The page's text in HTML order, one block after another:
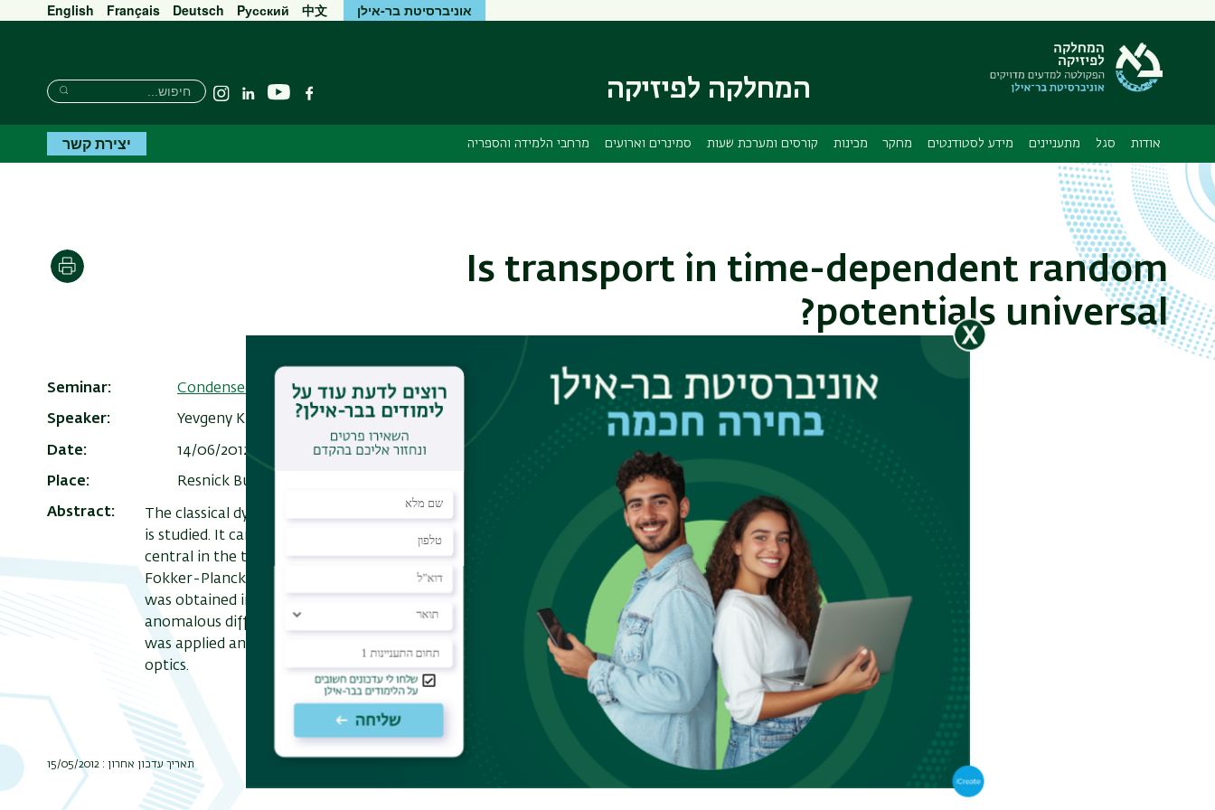
תפריט
משני
אוניברסיטת בר-אילן English Français Deutsch Pусский 中文
המחלקה לפיזיקה פייסבוקיוטיוב Linkedin
Instagram
חיפוש
חיפוש
חיפוש
אודות סגל מתעניינים מידע לסטודנטים מחקר מכינות קורסים ומערכת שעות סמינרים וארועים מרחבי הלמידה והספריה יצירת קשר
Is transport in time-dependent random
potentials universal?
הדפסה
Seminar Condensed Matter Resnick seminar
Speaker Yevgeny Krivolapov, Faculty of Physics, Technion
Date 14/06/2012 , 15:15 Add to Calendar
Place Resnick Building 209, room 210
Abstract
The classical dynamics in stationary potentials that are random both in space and time
is studied. It can be intuitively understood with the help of Chirikov resonances that are
central in the theory of Chaos, and explored quantitatively in the framework of the
Fokker-Planck equation. In particular, a simple expression for the diffusion coefficient
was obtained in terms of the average power density of the potential. The resulting
anomalous diffusion in velocity is classified into universality classes. The general theory
was applied and numerically tested for specific examples relevant for optics and atom
optics.
תאריך עדכון אחרון : 15/05/2012